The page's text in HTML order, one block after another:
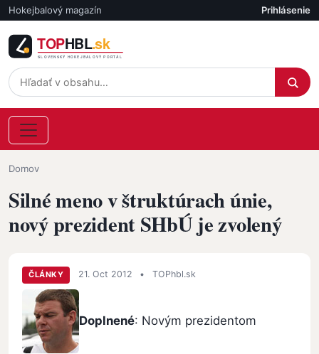
Skočiť na hlavný obsah
Hokejbalový magazín Účet
Prihlásenie
Omrvinka
Domov
Silné meno v štruktúrach únie,
nový prezident SHbÚ je zvolený
ČLÁNKY 21. Oct 2012 • TOPhbl.sk
Doplnené: Novým prezidentom